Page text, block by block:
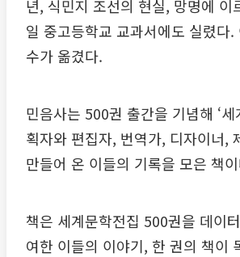
년, 식민지 조선의 현실, 망명에
일 중고등학교 교과서에도 실렸다
수가 옮겼다.
민음사는 500권 출간을 기념해 ‘
획자와 편집자, 번역가, 디자이너,
만들어 온 이들의 기록을 모은 책
책은 세계문학전집 500권을 데이
여한 이들의 이야기, 한 권의 책이